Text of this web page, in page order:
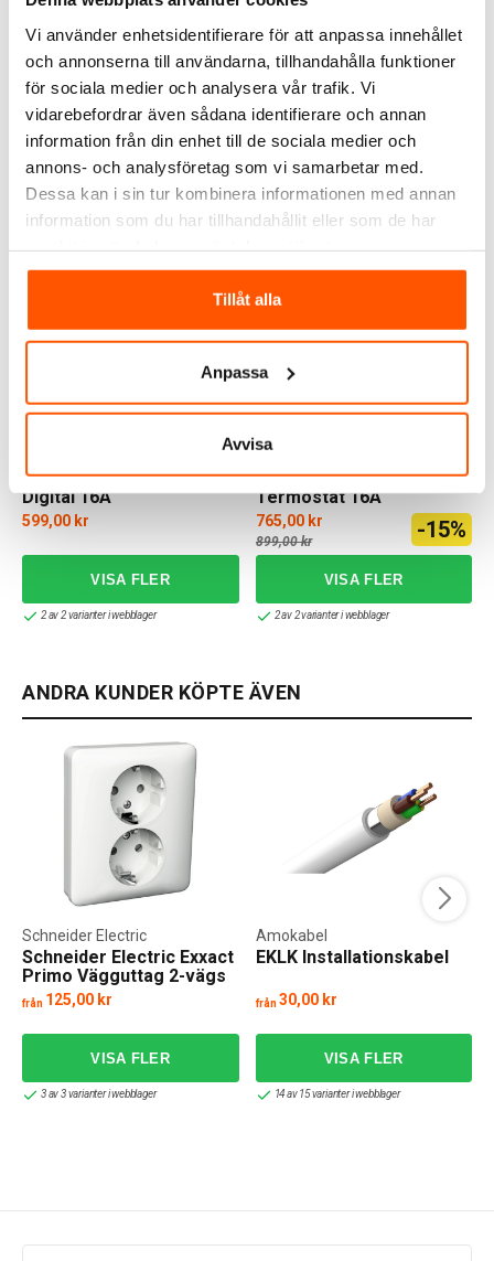
Vi använder enhetsidentifierare för att anpassa innehållet
och annonserna till användarna, tillhandahålla funktioner
för sociala medier och analysera vår trafik. Vi
vidarebefordrar även sådana identifierare och annan
information från din enhet till de sociala medier och
annons- och analysföretag som vi samarbetar med.
Dessa kan i sin tur kombinera informationen med annan
information som du har tillhandahållit eller som de har
Tillåt alla
Anpassa
Avvisa
OMDÖMEN
FRÅGOR & SVAR
ALTERNATIVA PRODUKTER
Namron Termostat
Digital 16A
599,00 kr
2 av 2 varianter i webblager
Namron Z-Wave Touch
Termostat 16A
Namron
765,00 kr
899,00 kr -15%
2 av 2 varianter i webblager
ANDRA KUNDER KÖPTE ÄVEN
Schneider Electric Exxact
Primo Vägguttag 2-vägs
Schneider Electric
från 125,00 kr
3 av 3 varianter i webblager
EKLK Installationskabel
Amokabel
från 30,00 kr
14 av 15 varianter i webblager